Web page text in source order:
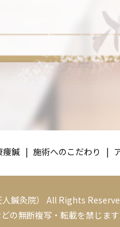
痩鍼 施術へのこだわり
鍼灸院） All Rights
の無断複写・転載を禁じます